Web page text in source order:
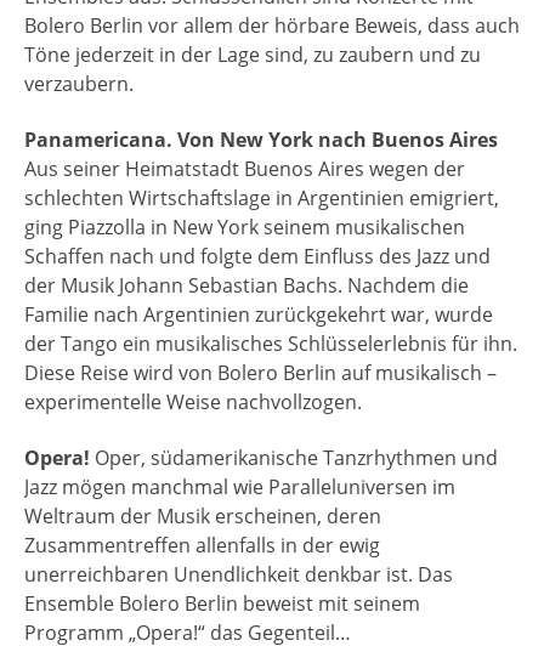
Bolero Berlin vor allem der hörbare Beweis, dass auch
Töne jederzeit in der Lage sind, zu zaubern und zu
verzaubern.
Panamericana. Von New York nach Buenos Aires
Aus seiner Heimatstadt Buenos Aires wegen der
schlechten Wirtschaftslage in Argentinien emigriert,
ging Piazzolla in New York seinem musikalischen
Schaffen nach und folgte dem Einfluss des Jazz und
der Musik Johann Sebastian Bachs. Nachdem die
Familie nach Argentinien zurückgekehrt war, wurde
der Tango ein musikalisches Schlüsselerlebnis für ihn.
Diese Reise wird von Bolero Berlin auf musikalisch –
experimentelle Weise nachvollzogen.
Opera! Oper, südamerikanische Tanzrhythmen und
Jazz mögen manchmal wie Paralleluniversen im
Weltraum der Musik erscheinen, deren
Zusammentreffen allenfalls in der ewig
unerreichbaren Unendlichkeit denkbar ist. Das
Ensemble Bolero Berlin beweist mit seinem
Programm „Opera!“ das Gegenteil…